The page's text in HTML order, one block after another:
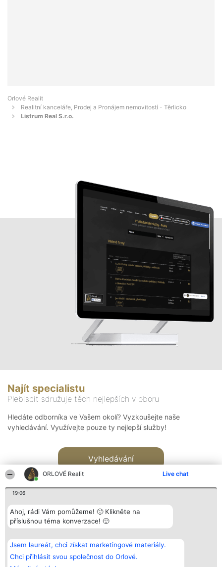
ORLOVÉ Realit Live chat
19:06
Ahoj, rádi Vám pomůžeme! 🙂 Klikněte na
příslušnou téma konverzace! 🙂
Jsem laureát, chci získat marketingové materiály.
Chci přihlásit svou společnost do Orlové.
Orlové Realit
Realitní kanceláře, Prodej a Pronájem nemovitostí - Těrlicko
Listrum Real S.r.o.
Najít specialistu
Plebiscit sdružuje těch nejlepších v oboru
Hledáte odborníka ve Vašem okolí? Vyzkoušejte naše
vyhledávání. Využívejte pouze ty nejlepší služby!
Vyhledávání
Bright Side Solutions sp. z o.
o. sp. k.
ul. Ruska 22
Wrocław 50-079
Vítězové
Seznam všech
laureátů
Zásady
Kontakt